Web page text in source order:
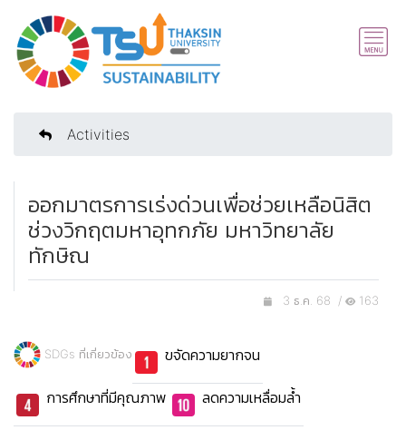
Activities
ออกมาตรการเร่งด่วนเพื่อช่วยเหลือนิสิต
ช่วงวิกฤตมหาอุทกภัย มหาวิทยาลัย
ทักษิณ
3 ธ.ค. 68 / 163
SDGs ที่เกี่ยวข้อง ขจัดความยากจน
การศึกษาที่มีคุณภาพ ลดความเหลื่อมล้ำ